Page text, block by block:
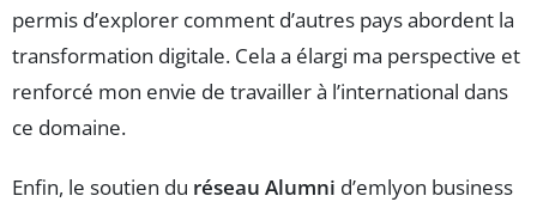
permis d’explorer comment d’autres pays abordent la
transformation digitale. Cela a élargi ma perspective et
renforcé mon envie de travailler à l’international dans
ce domaine.
Enfin, le soutien du réseau Alumni d’emlyon business